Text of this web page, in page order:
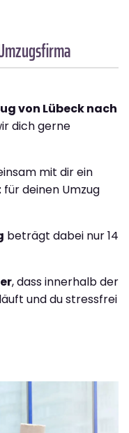
von Lübeck nach
dich gerne
mit dir ein
für deinen Umzug
beträgt dabei nur 14
, dass innerhalb der
und du stressfrei